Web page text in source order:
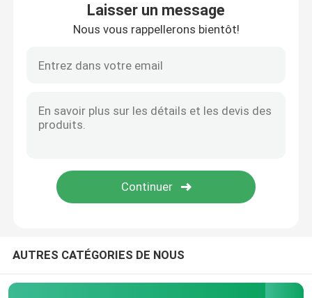
Presse de vulcanisation en caoutchouc
Ligne en caoutchouc reprise de feuille
Ligne de recyclage du plastique
Broyeur en caoutchouc Machine
Groupe outre de la machine de refroidissement en
Chaîne de production en caoutchouc de bande de
Laisser un message
Nous vous rappellerons bientôt!
AUTRES CATÉGORIES DE NOUS